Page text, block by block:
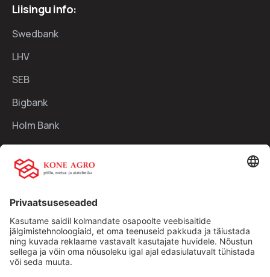
Liisingu info:
Swedbank
LHV
SEB
Bigbank
Holm Bank
Kiirlingid:
Traktorid
Kasutatud tehnika
Kontakt